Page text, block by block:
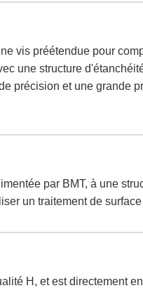
vis préétendue pour
une structure
précision et une grande
par BMT, à une
un traitement de
H, et est directement